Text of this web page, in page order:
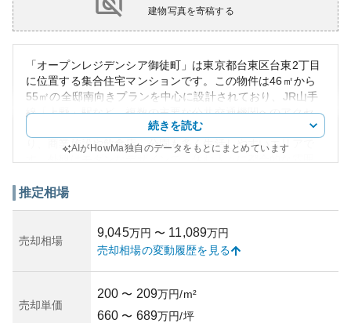
建物写真を寄稿する
「オープンレジデンシア御徒町」は東京都台東区台東2丁目
に位置する集合住宅マンションです。この物件は46㎡から
55㎡の全邸南向きプランを中心に設計されており、JR山手
線「上野」駅など、複数の主要な公共交通機関へのアクセ
スも良好です。周辺環境は東京都心への利便性に優れてお
り、商業施設や飲食店、公園も多く生活しやすいエリアで
う立地や、交通利便性が高いことから、高い資産価値が期
ります。築年数に関わる正確な情報は取得できませんでし
たが、管理状況の維持やメンテナンス状況に注意を払うこ
とで、さらなる資産価値を見出せる位置にあります。
続きを読む
AIがHowMa独自のデータをもとにまとめています
推定相場
売却相場
9,045万円 〜 11,089万円
売却相場の変動履歴を見る
売却単価
200 〜 209万円/m²
660 〜 689万円/坪